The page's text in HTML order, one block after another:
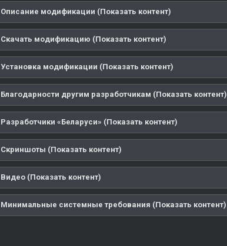
Описание модификации (Показать контент)
Скачать модификацию (Показать контент)
Установка модификации (Показать контент)
Благодарности другим разработчикам (Показать контент)
Разработчики «Беларуси» (Показать контент)
Скриншоты (Показать контент)
Видео (Показать контент)
Минимальные системные требования (Показать контент)